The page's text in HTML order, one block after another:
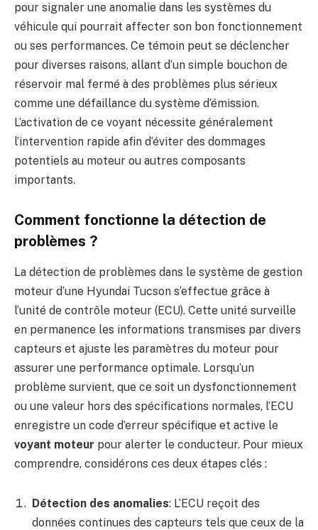
pour signaler une anomalie dans les systèmes du
véhicule qui pourrait affecter son bon fonctionnement
ou ses performances. Ce témoin peut se déclencher
pour diverses raisons, allant d’un simple bouchon de
réservoir mal fermé à des problèmes plus sérieux
comme une défaillance du système d’émission.
L’activation de ce voyant nécessite généralement
l’intervention rapide afin d’éviter des dommages
potentiels au moteur ou autres composants
importants.
Comment fonctionne la détection de
problèmes ?
La détection de problèmes dans le système de gestion
moteur d’une Hyundai Tucson s’effectue grâce à
l’unité de contrôle moteur (ECU). Cette unité surveille
en permanence les informations transmises par divers
capteurs et ajuste les paramètres du moteur pour
assurer une performance optimale. Lorsqu’un
problème survient, que ce soit un dysfonctionnement
ou une valeur hors des spécifications normales, l’ECU
enregistre un code d’erreur spécifique et active le
voyant moteur pour alerter le conducteur. Pour mieux
comprendre, considérons ces deux étapes clés :
Détection des anomalies: L’ECU reçoit des
données continues des capteurs tels que ceux de la